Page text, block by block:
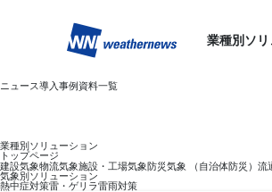
業種別ソ
ニュース導入事例資料一覧
業種別ソリューション
トップページ
建設気象物流気象施設・工場気象防災気象 （自治体防災） 流
気象別ソリューション
熱中症対策雷・ゲリラ雷雨対策